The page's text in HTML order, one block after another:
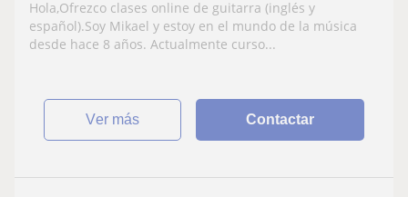
Hola,Ofrezco clases online de guitarra (inglés y
español).Soy Mikael y estoy en el mundo de la música
desde hace 8 años. Actualmente curso...
ver más Contactar